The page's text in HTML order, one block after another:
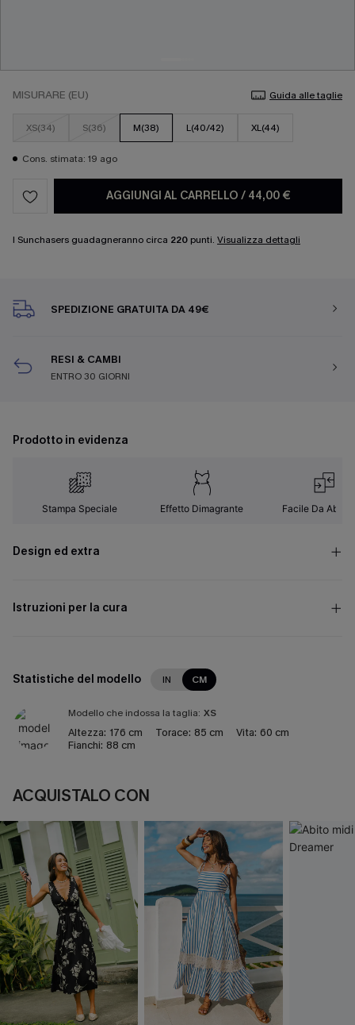
MISURARE (EU) Guida alle taglie
XS(34) S(36) M(38) L(40/42) XL(44)
Cons. stimata: 19 ago
AGGIUNGI AL CARRELLO / 44,00 €
I Sunchasers guadagneranno circa 220 punti. Visualizza dettagli
SPEDIZIONE GRATUITA DA 49€
RESI & CAMBI
ENTRO 30 GIORNI
Prodotto in evidenza
Stampa Speciale Effetto Dimagrante Facile Da
Design ed extra
Istruzioni per la cura
Statistiche del modello IN CM
Modello che indossa la taglia: XS
Altezza: 176 cm Torace: 85 cm Vita: 60 cm
Fianchi: 88 cm
ACQUISTALO CON